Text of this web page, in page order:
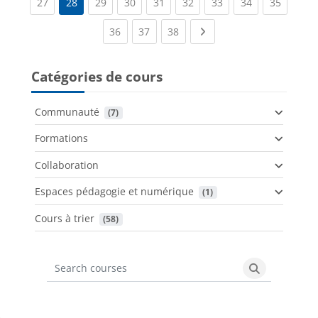
36(current)
37(current)
38(current)Next page
Catégories de cours
Communauté (7)
Formations
Collaboration
Espaces pédagogie et numérique
(1)
Cours à trier (58)
Search courses
Search